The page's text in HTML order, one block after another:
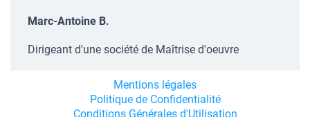
Marc-Antoine B.
Dirigeant d'une société de Maîtrise d'oeuvre
Mentions légales
Politique de Confidentialité
Conditions Générales d'Utilisation